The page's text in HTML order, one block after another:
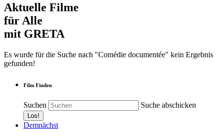
Aktuelle Filme
für Alle
mit GRETA
Es wurde für die Suche nach "Comédie documentée" kein Ergebnis
gefunden!
Film Finden
Suchen Suche abschicken
Demnächst